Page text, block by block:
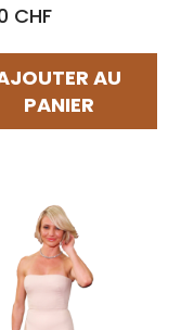
CHF
AU
PANIER